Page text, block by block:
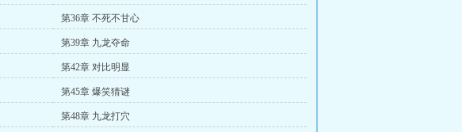
第36章 不死不甘心
第39章 九龙夺命
第42章 对比明显
第45章 爆笑猜谜
第48章 九龙打穴